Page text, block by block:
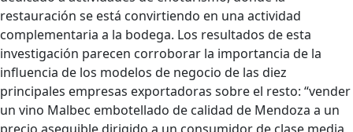
restauración se está convirtiendo en una actividad
complementaria a la bodega. Los resultados de esta
investigación parecen corroborar la importancia de la
influencia de los modelos de negocio de las diez
principales empresas exportadoras sobre el resto: “vender
un vino Malbec embotellado de calidad de Mendoza a un